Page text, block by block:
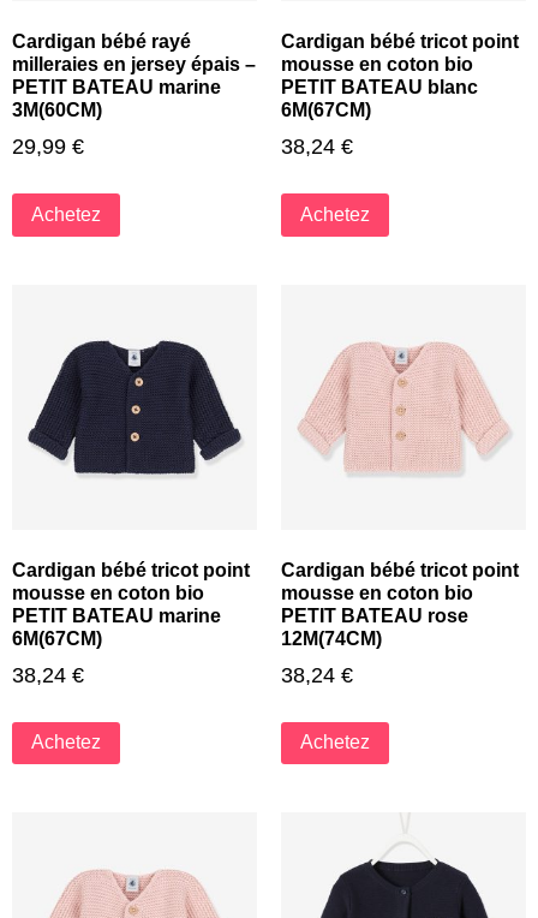
Cardigan bébé rayé
milleraies en jersey épais –
PETIT BATEAU marine
3M(60CM)
29,99 €
Achetez
Cardigan bébé tricot point
mousse en coton bio
PETIT BATEAU blanc
6M(67CM)
38,24 €
Achetez
Cardigan bébé tricot point
mousse en coton bio
PETIT BATEAU marine
6M(67CM)
38,24 €
Achetez
Cardigan bébé tricot point
mousse en coton bio
PETIT BATEAU rose
12M(74CM)
38,24 €
Achetez